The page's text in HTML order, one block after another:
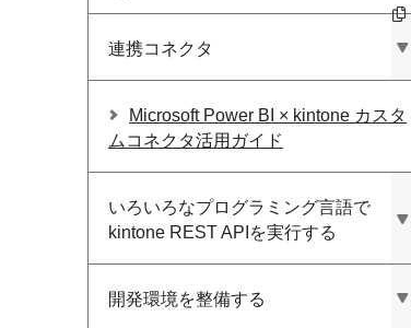
連携コネクタ
Microsoft Power BI × kintone カスタ
ムコネクタ活用ガイド
いろいろな​プログラミング言語で​
kintone REST APIを​実行する
開発環境を​整備する